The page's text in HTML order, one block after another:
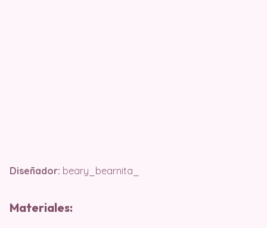
Diseñador: beary_bearnita_
Materiales: